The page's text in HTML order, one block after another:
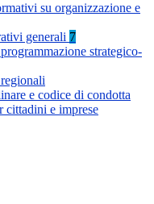
su organizzazione e
generali 7
strategico-
e codice di condotta
cittadini e imprese